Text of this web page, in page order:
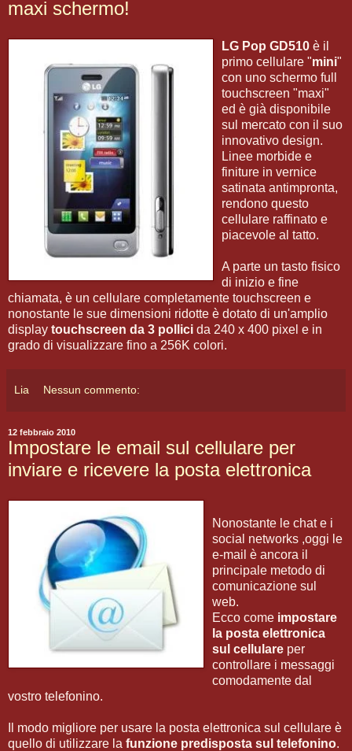
maxi schermo!
LG Pop GD510 è il
primo cellulare "mini"
con uno schermo full
touchscreen "maxi"
ed è già disponibile
sul mercato con il suo
innovativo design.
Linee morbide e
finiture in vernice
satinata antimpronta,
rendono questo
cellulare raffinato e
piacevole al tatto.
A parte un tasto fisico
di inizio e fine
chiamata, è un cellulare completamente touchscreen e
nonostante le sue dimensioni ridotte è dotato di un'amplio
display touchscreen da 3 pollici da 240 x 400 pixel e in
grado di visualizzare fino a 256K colori.
Lia Nessun commento:
12 febbraio 2010
Impostare le email sul cellulare per
inviare e ricevere la posta elettronica
Nonostante le chat e i
social networks ,oggi le
e-mail è ancora il
principale metodo di
comunicazione sul
web.
Ecco come impostare
la posta elettronica
sul cellulare per
controllare i messaggi
comodamente dal
vostro telefonino.
Il modo migliore per usare la posta elettronica sul cellulare è
quello di utilizzare la funzione predisposta sul telefonino.